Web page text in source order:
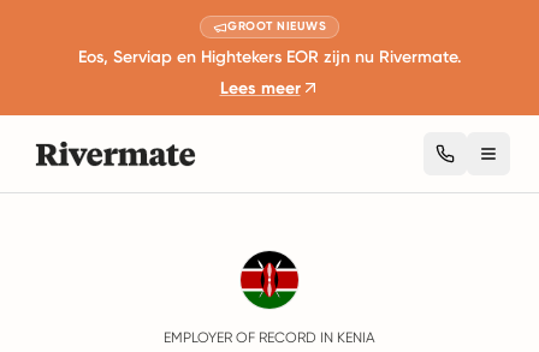
GROOT NIEUWS
Eos, Serviap en Hightekers EOR zijn nu Rivermate.
Lees meer
EMPLOYER OF RECORD IN KENIA